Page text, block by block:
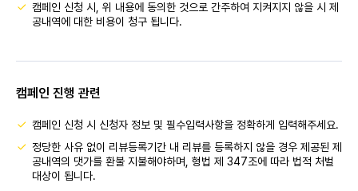
캠페인 신청 시, 위 내용에 동의한 것으로 간주하여 지켜지지 않을 시 제
공내역에 대한 비용이 청구 됩니다.
캠페인 진행 관련
캠페인 신청 시 신청자 정보 및 필수입력사항을 정확하게 입력해주세요.
정당한 사유 없이 리뷰등록기간 내 리뷰를 등록하지 않을 경우 제공된 제
공내역의 댓가를 환불 지불해야하며, 형법 제 347조에 따라 법적 처벌
대상이 됩니다.